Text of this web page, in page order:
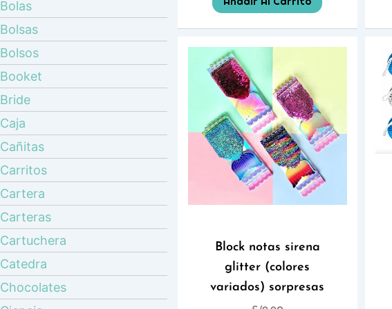
Bolas
Bolsas
Bolsos
Booket
Bride
Caja
Cañitas
Carritos
Cartera
Carteras
Cartuchera
Catedra
Chocolates
Block notas sirena
glitter (colores
variados) sorpresas